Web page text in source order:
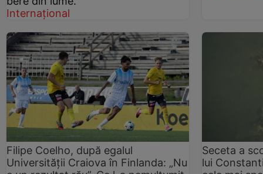
Internațional
Filipe Coelho, după egalul
Universității Craiova în Finlanda: „Nu
Seceta a
lui